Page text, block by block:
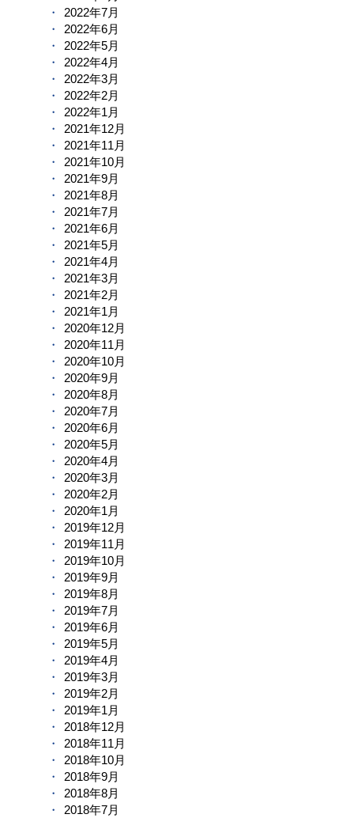
2022年7月
2022年6月
2022年5月
2022年4月
2022年3月
2022年2月
2022年1月
2021年12月
2021年11月
2021年10月
2021年9月
2021年8月
2021年7月
2021年6月
2021年5月
2021年4月
2021年3月
2021年2月
2021年1月
2020年12月
2020年11月
2020年10月
2020年9月
2020年8月
2020年7月
2020年6月
2020年5月
2020年4月
2020年3月
2020年2月
2020年1月
2019年12月
2019年11月
2019年10月
2019年9月
2019年8月
2019年7月
2019年6月
2019年5月
2019年4月
2019年3月
2019年2月
2019年1月
2018年12月
2018年11月
2018年10月
2018年9月
2018年8月
2018年7月